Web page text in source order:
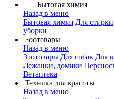
Бытовая химия
Назад в меню
Бытовая химия Для стирки
уборки
Зоотовары
Назад в меню
Зоотовары Для собак Для
Лежанки, домики
Ветаптека
Техника для красоты
Назад в меню